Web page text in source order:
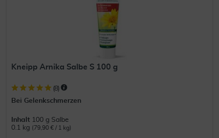
Kneipp Arnika Salbe S 100 g
(8)
Bei Gelenkschmerzen
Inhalt 100 g Salbe
0.1 kg (79,90 € / 1 kg)